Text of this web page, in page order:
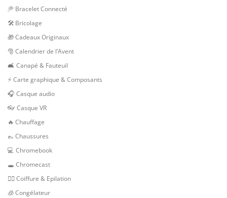
🥏 Bracelet Connecté
🛠 Bricolage
🎁 Cadeaux Originaux
🎅 Calendrier de l’Avent
🛋️ Canapé & Fauteuil
⚡ Carte graphique & Composants
🎧 Casque audio
👓 Casque VR
🔥 Chauffage
👞 Chaussures
💻 Chromebook
🕳 Chromecast
💇‍♀️ Coiffure & Epilation
🧊 Congélateur